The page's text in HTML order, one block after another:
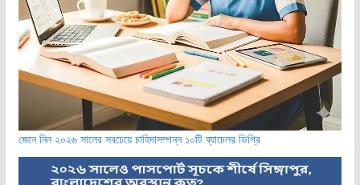
জেনে নিন ২০২৬ সালের সবচেয়ে চাহিদাসম্পন্ন ১০টি ব্যাচেলর ডিগ্রি